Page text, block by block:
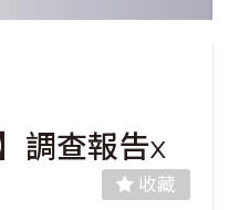
調查報告x
收藏